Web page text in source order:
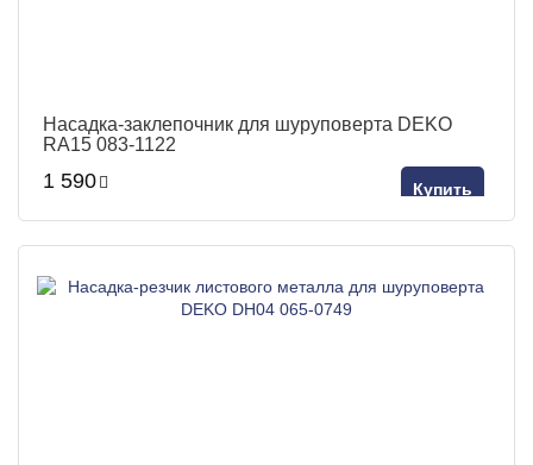
Насадка-заклепочник для шуруповерта DEKO
RA15 083-1122
1 590 Купить